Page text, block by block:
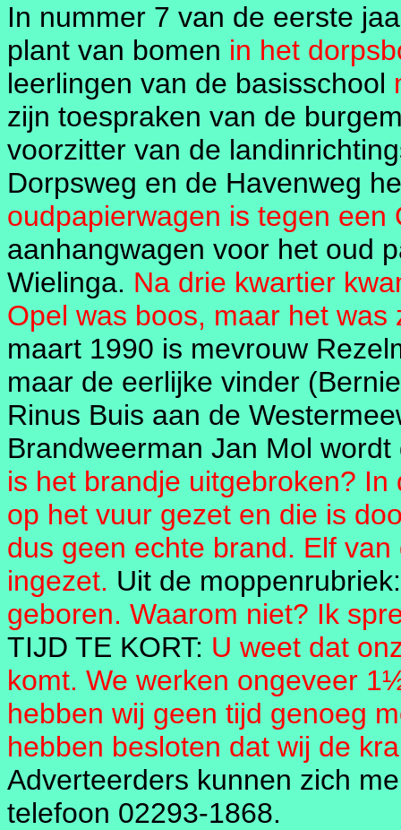
In nummer 7 van de eerste
plant van bomen in het
leerlingen van de basisschool
zijn toespraken van de
voorzitter van de
Dorpsweg en de Havenweg
oudpapierwagen is tegen een
aanhangwagen voor het oud
Wielinga. Na drie kwartier
Opel was boos, maar het was
maart 1990 is mevrouw
maar de eerlijke vinder
Rinus Buis aan de
Brandweerman Jan Mol
is het brandje uitgebroken?
op het vuur gezet en die is
dus geen echte brand. Elf
ingezet. Uit de
geboren. Waarom niet? Ik
TIJD TE KORT: U weet dat
komt. We werken ongeveer
hebben wij geen tijd genoeg
hebben besloten dat wij de
Adverteerders kunnen zich
telefoon 02293-1868.